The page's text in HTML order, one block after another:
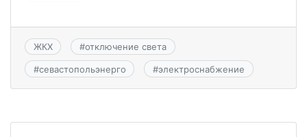
ЖКХ #отключение света
#севастопольэнерго #электроснабжение